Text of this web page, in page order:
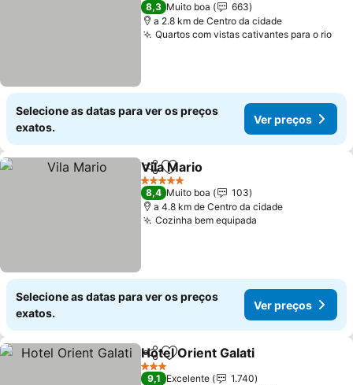
8,3 Muito boa
663
a 2.8 km de Centro da cidade
Quartos com vistas cativantes para o rio
Selecione as datas para ver os preços
exatos.
Ver preços
PartilharAdicionar aos favoritos
Vila Mario
5 Estrelas
8,4 Muito boa
103
a 4.8 km de Centro da cidade
Cozinha bem equipada
Selecione as datas para ver os preços
exatos.
Ver preços
PartilharAdicionar aos favoritos
Hotel Orient Galati
3 Estrelas
9,1 Excelente
1.740